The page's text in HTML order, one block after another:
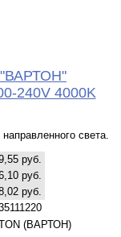
"ВАРТОН"
240V 4000K
света.
руб.
руб.
руб.
(ВАРТОН)